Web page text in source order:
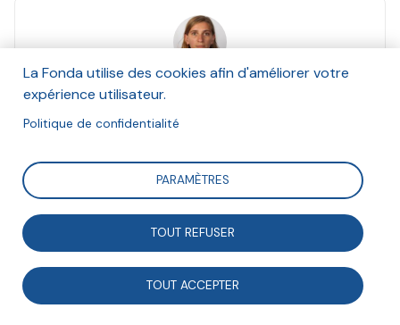
Stéphanie Bost
Et Marianne Loiseau-Nail
Mars 2024
Suivre
En 2022, le CRAJEP Occitanie et Trait d’Union ont
lancé la recherche-action participative «
Dynamisation et facilitation des engagements des
La Fonda utilise des cookies afin d'améliorer votre
expérience utilisateur.
Politique de confidentialité
PARAMÈTRES
TOUT REFUSER
TOUT ACCEPTER